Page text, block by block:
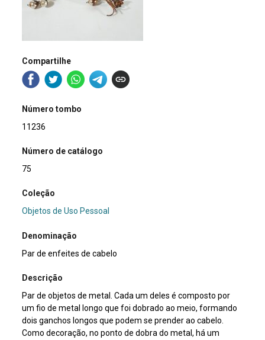
Compartilhe
Número tombo
11236
Número de catálogo
75
Coleção
Objetos de Uso Pessoal
Denominação
Par de enfeites de cabelo
Descrição
Par de objetos de metal. Cada um deles é composto por
um fio de metal longo que foi dobrado ao meio, formando
dois ganchos longos que podem se prender ao cabelo.
Como decoração, no ponto de dobra do metal, há um